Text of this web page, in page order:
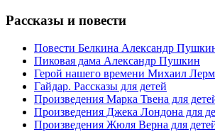
Рассказы и повести
Повести Белкина Александр
Пиковая дама Александр Пушкин
Герой нашего времени Михаил
Гайдар. Рассказы для детей
Произведения Марка Твена для
Произведения Джека Лондона для
Произведения Жюля Верна для